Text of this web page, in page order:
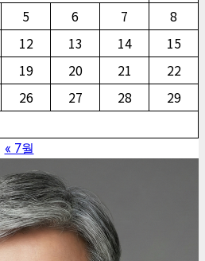
5 6 7
8
12 13 14
15
19 20 21
22
26 27 28
29
« 7월